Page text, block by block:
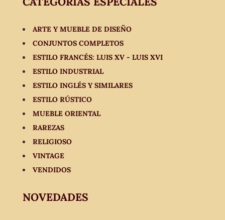
ARTE Y MUEBLE DE DISEÑO
CONJUNTOS COMPLETOS
ESTILO FRANCÉS: LUIS XV - LUIS XVI
ESTILO INDUSTRIAL
ESTILO INGLÉS Y SIMILARES
ESTILO RÚSTICO
MUEBLE ORIENTAL
RAREZAS
RELIGIOSO
VINTAGE
VENDIDOS
NOVEDADES